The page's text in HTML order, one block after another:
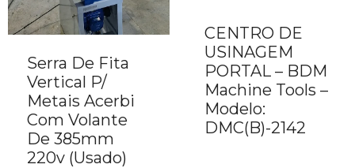
Serra De Fita
Vertical P/
Metais Acerbi
Com Volante
De 385mm
220v (Usado)
CENTRO DE
USINAGEM
PORTAL – BDM
Machine Tools –
Modelo:
DMC(B)-2142